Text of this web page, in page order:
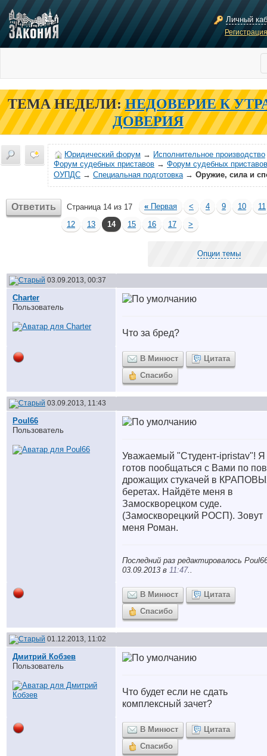
Личный
ТЕМА НЕДЕЛИ: НЕДОВЕРИЕ К
ДОВЕРИЯ
Юридический форум → Исполнительное производство
Форум судебных приставов → Форум судебных
ОУПДС → Специальная подготовка→ Оружие, сила и
Ответить Страница 14 из 17 « Первая < 4 9 10
11
12
13 14 15 16 17 >
Опции темы
03.09.2013, 00:37
Charter
Пользователь
Что за бред?
В Минюст
Цитата
Спасибо
03.09.2013, 11:43
Poul66
Пользователь
Уважаемый "Студент-ipristav"! Я
готов пообщаться с Вами по
дрожащих стукачей в
беретах. Найдёте меня в
Замоскворецком суде.
(Замоскворецкий РОСП). Зовут
меня Роман.
Последний раз редактировалось
03.09.2013 в 11:47..
В Минюст
Цитата
Спасибо
01.12.2013, 11:02
Дмитрий Кобзев
Пользователь
Что будет если не сдать
комплексный зачет?
В Минюст
Цитата
Спасибо